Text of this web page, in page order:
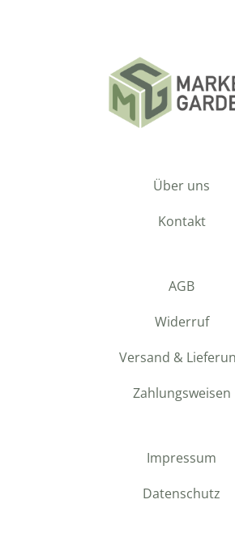
Über uns
Kontakt
AGB
Widerruf
Versand &
Zahlungsweisen
Impressum
Datenschutz